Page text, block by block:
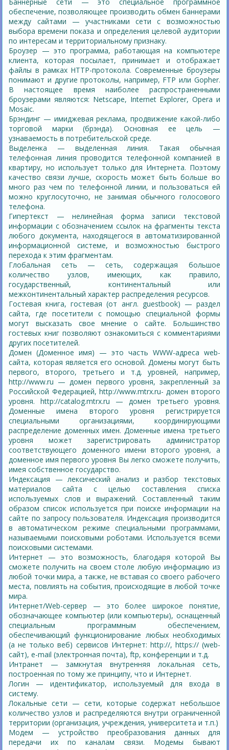
обеспечение, позволяющее производить обмен баннерами
между сайтами — участниками сети с возможностью
выбора времени показа и определения целевой аудитории
по интересам и территориальному признаку.
Броузер — это программа, работающая на компьютере
клиента, которая посылает, принимает и отображает
файлы в рамках HTTP-протокола. Современные броузеры
понимают и другие протоколы, например, FTP или Gopher.
В настоящее время наиболее распространенными
броузерами являются: Netscape, Internet Explorer, Opera и
Mosaic.
Брэндинг — имиджевая реклама, продвижение какой-либо
торговой марки (брэнда). Основная ее цель —
узнаваемость в потребительской среде.
Выделенка — выделенная линия. Такая обычная
телефонная линия проводится телефонной компанией в
квартиру, но использует только для Интернета. Поэтому
качество связи лучше, скорость может быть больше во
много раз чем по телефонной линии, и пользоваться ей
можно круглосуточно, не занимая обычного голосового
телефона.
Гипертекст — нелинейная форма записи текстовой
информации с обозначением ссылок на фрагменты текста
любого документа, находящегося в автоматизированной
информационной системе, и возможностью быстрого
перехода к этим фрагментам.
Глобальная сеть — сеть, содержащая большое
количество узлов, имеющих, как правило,
государственный, континентальный или
межконтинентальный характер распределения ресурсов.
Гостевая книга, гостевая (от англ. guestbook) — раздел
сайта, где посетители с помощью специальной формы
могут высказать свое мнение о сайте. Большинство
гостевых книг позволяют ознакомиться с комментариями
других посетителей.
Домен (Доменное имя) — это часть WWW-адреса web-
сайта, которая является его основой. Домены могут быть
первого, второго, третьего и т.д. уровней, например,
http://www.ru — домен первого уровня, закрепленный за
Российской Федерацией, http://www.mtrx.ru- домен второго
уровня. http://catalog.mtrx.ru — домен третьего уровня.
Доменные имена второго уровня регистрируется
специальными организациями, координирующими
распределение доменных имен. Доменные имена третьего
уровня может зарегистрировать администратор
соответствующего доменного имени второго уровня, а
доменное имя первого уровня Вы легко сможете получить,
имея собственное государство.
Индексация — лексический анализ и разбор текстовых
материалов сайта с целью составления списка
используемых слов и выражений. Составленный таким
образом список используется при поиске информации на
сайте по запросу пользователя. Индексация производится
в автоматическом режиме специальными программами,
называемыми поисковыми роботами. Используется всеми
поисковыми системами.
Интернет — это возможность, благодаря которой Вы
сможете получить на своем столе любую информацию из
любой точки мира, а также, не вставая со своего рабочего
места, повлиять на события, происходящие в любой точке
мира.
Интернет/Web-сервер — это более широкое понятие,
обозначающее компьютер (или компьютеры), оснащенный
специальным программным обеспечением,
обеспечивающий функционирование любых необходимых
(а не только веб) сервисов Интернет: http://, https:// (web-
сайт), e-mail (электронная почта), ftp, конференции и т.д.
Интранет — замкнутая внутренняя локальная сеть,
построенная по тому же принципу, что и Интернет.
Логин — идентификатор, используемый для входа в
систему.
Локальные сети — сети, которые содержат небольшое
количество узлов и распределяются внутри ограниченной
территории (организация, учреждения, университета и т.п.)
Модем — устройство преобразования данных для
передачи их по каналам связи. Модемы бывают